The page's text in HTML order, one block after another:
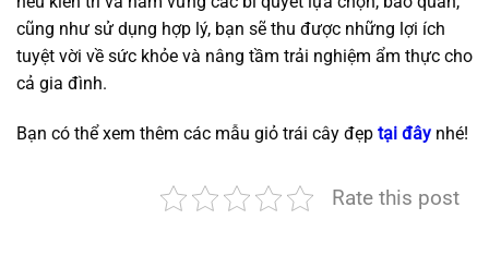
cũng như sử dụng hợp lý, bạn sẽ thu được những lợi ích
tuyệt vời về sức khỏe và nâng tầm trải nghiệm ẩm thực cho
cả gia đình.
Bạn có thể xem thêm các mẫu giỏ trái cây đẹp tại đây nhé!
Rate this post